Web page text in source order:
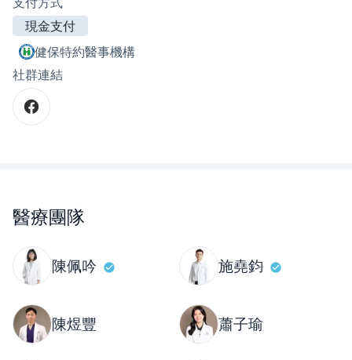
現金支付
健保特約醫事機構
社群連結
醫療團隊
陳佩吟 施堯鈞
陳煜豐 蕭子瑜